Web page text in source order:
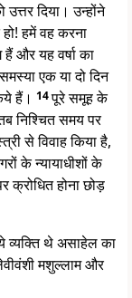
दिया। उन्होंने
हमें वह करना
और यह वर्षा का
एक या दो दिन
हैं। 14पूरे समूह के
निश्चित समय पर
से विवाह किया है,
के न्यायाधीशों के
क्रोधित होना छोड़
व्यक्ति थे असाहेल का
मशुल्लाम और